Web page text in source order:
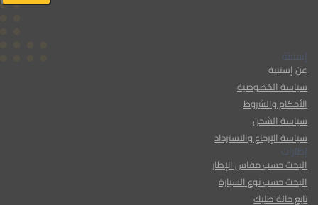
إستبنة
عن إستبنة
سياسة الخصوصية
الأحكام والشروط
سياسة الشحن
سياسة الإرجاع والاسترداد
إطارات
البحث حسب مقاس الإطار
البحث حسب نوع السيارة
تابع حالة طلبك